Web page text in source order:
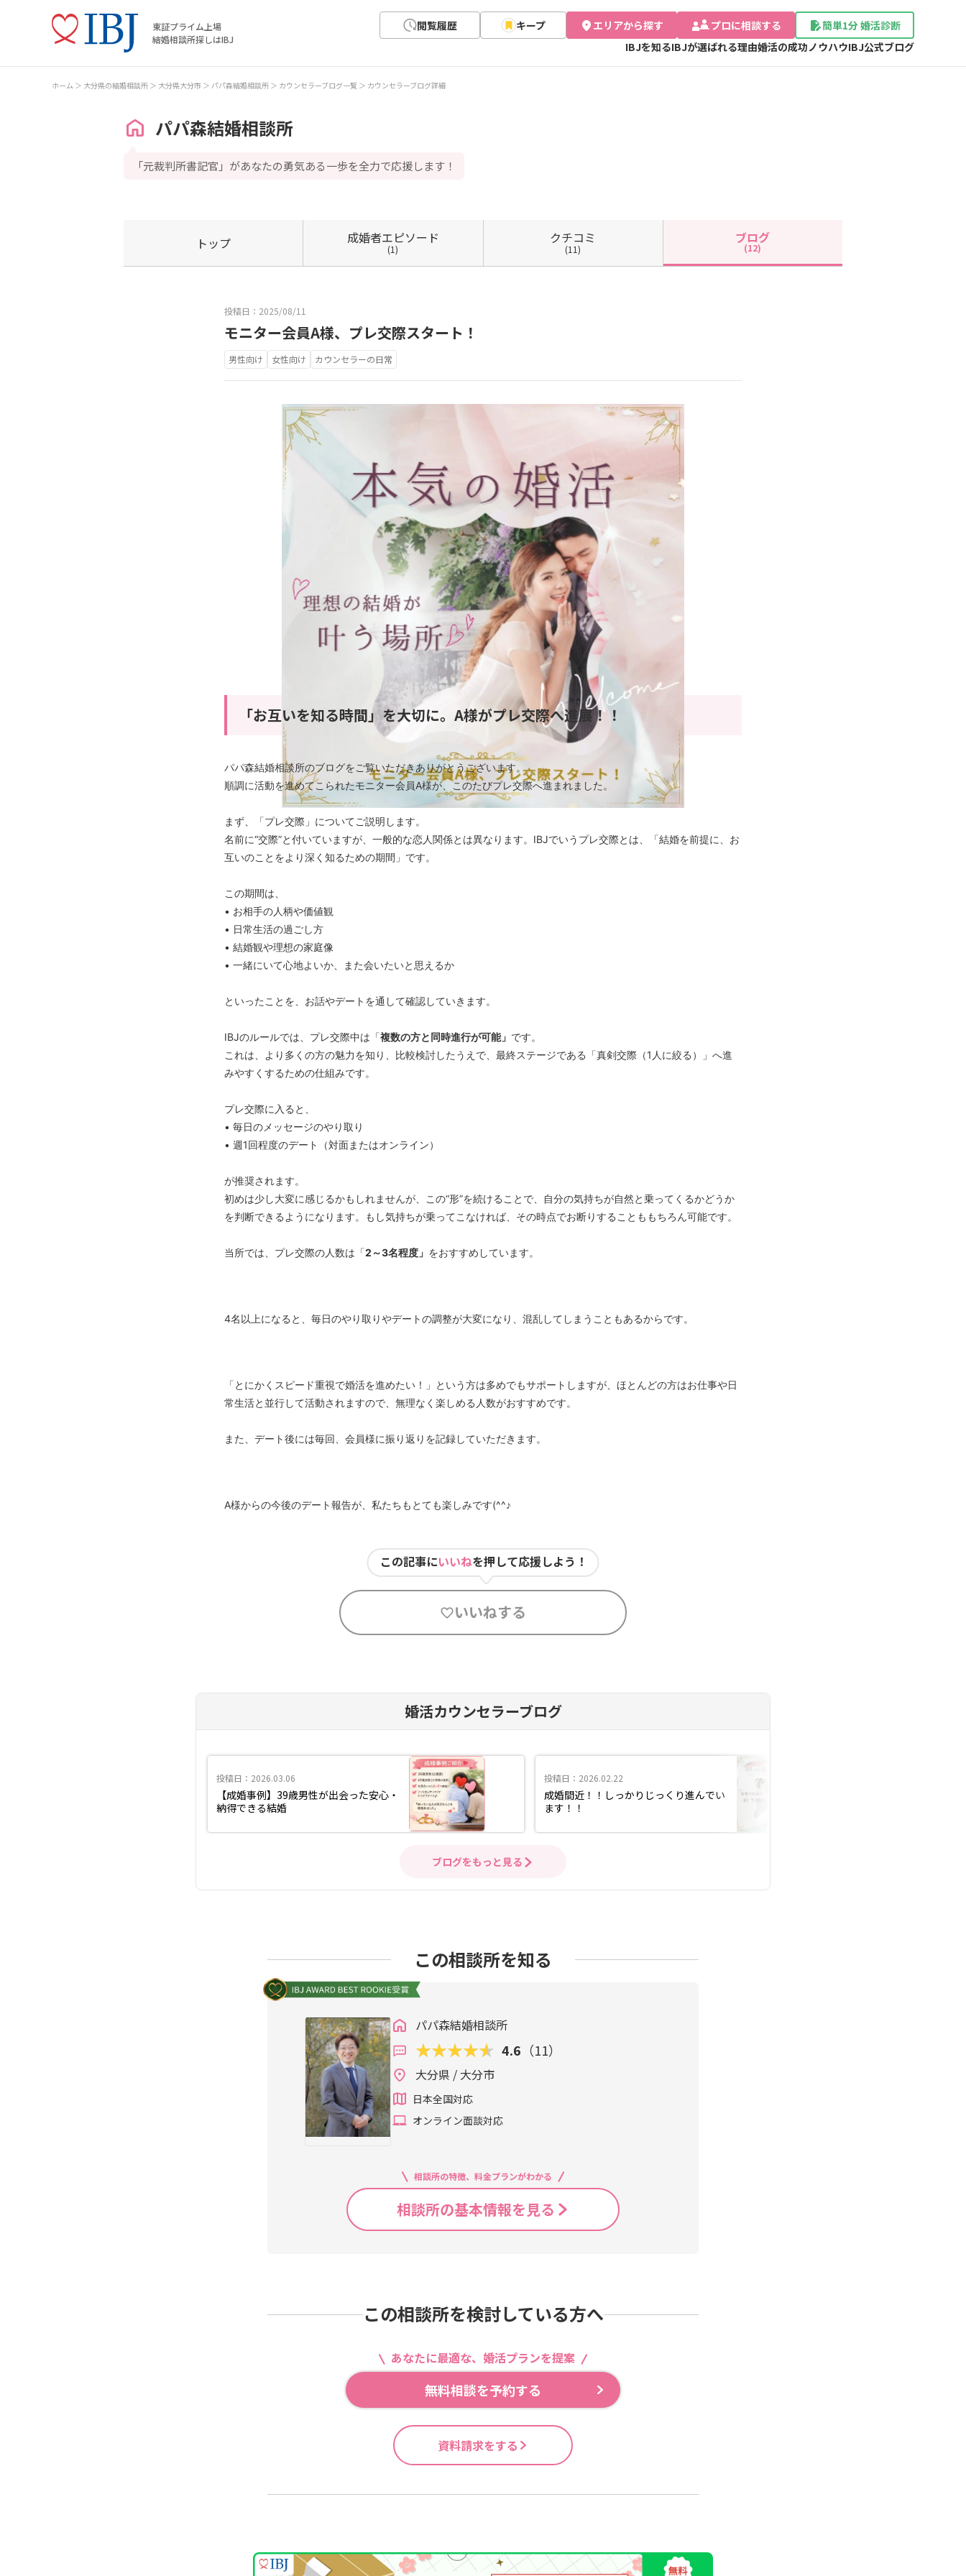
東証プライム上場
結婚相談所探しはIBJ
閲覧履歴 キープ エリアから探す プロに相談する
簡単1分 婚活診断
IBJを知るIBJが選ばれる理由婚活の成功ノウハウIBJ公式ブログ
ホーム 大分県の結婚相談所 大分県大分市 パパ森結婚相談所 カウンセラーブログ一覧 カウンセラーブログ詳細
パパ森結婚相談所
「元裁判所書記官」があなたの勇気ある一歩を全力で応援します！
トップ 成婚者エピソード
(1)
クチコミ
(11)
ブログ
(12)
投稿日：2025/08/11
モニター会員A様、プレ交際スタート！
男性向け 女性向け カウンセラーの日常
「お互いを知る時間」を大切に。A様がプレ交際へ進展！！
パパ森結婚相談所のブログをご覧いただきありがとうございます。
順調に活動を進めてこられたモニター会員A様が、このたびプレ交際へ進まれました。
まず、「プレ交際」についてご説明します。
名前に“交際”と付いていますが、一般的な恋人関係とは異なります。IBJでいうプレ交際とは、「結婚を前提に、お
互いのことをより深く知るための期間」です。
この期間は、
• お相手の人柄や価値観
• 日常生活の過ごし方
• 結婚観や理想の家庭像
• 一緒にいて心地よいか、また会いたいと思えるか
といったことを、お話やデートを通して確認していきます。
IBJのルールでは、プレ交際中は「複数の方と同時進行が可能」 です。
これは、より多くの方の魅力を知り、比較検討したうえで、最終ステージである「真剣交際（1人に絞る）」へ進
みやすくするための仕組みです。
プレ交際に入ると、
• 毎日のメッセージのやり取り
• 週1回程度のデート（対面またはオンライン）
が推奨されます。
初めは少し大変に感じるかもしれませんが、この“形”を続けることで、自分の気持ちが自然と乗ってくるかどうか
を判断できるようになります。もし気持ちが乗ってこなければ、その時点でお断りすることももちろん可能です。
当所では、プレ交際の人数は「2 ～3名程度」 をおすすめしています。
4名以上になると、毎日のやり取りやデートの調整が大変になり、混乱してしまうこともあるからです。
「とにかくスピード重視で婚活を進めたい！」という方は多めでもサポートしますが、ほとんどの方はお仕事や日
常生活と並行して活動されますので、無理なく楽しめる人数がおすすめです。
また、デート後には毎回、会員様に振り返りを記録していただきます。
A様からの今後のデート報告が、私たちもとても楽しみです(^^♪
この記事にいいねを押して応援しよう！
いいねする
婚活カウンセラーブログ
投稿日：2026.03.06
【成婚事例】39歳男性が出会った安心・
納得できる結婚
投稿日：2026.02.22
成婚間近！！しっかりじっくり進んでい
ます！！
ブログをもっと見る
この相談所を知る
パパ森結婚相談所
4.6 （11）
大分県 / 大分市
日本全国対応
オンライン面談対応
相談所の特徴、料金プランがわかる
相談所の基本情報を見る
この相談所を検討している方へ
あなたに最適な、婚活プランを提案
無料相談を予約する
資料請求をする